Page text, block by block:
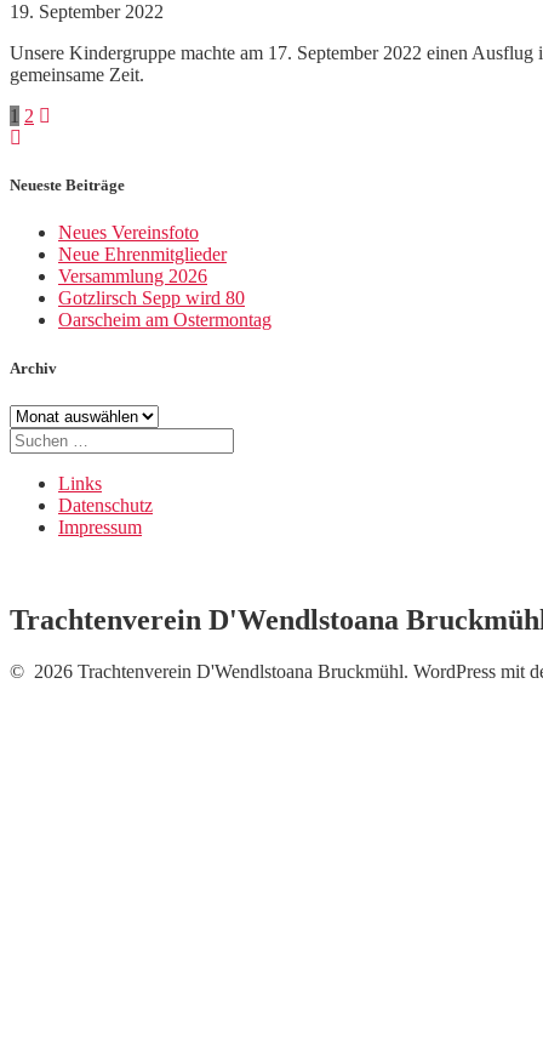
19. September 2022
Unsere Kindergruppe machte am 17. September 2022 einen
gemeinsame Zeit.
Beitragsnavigation
Seite
1 Seite
2
Neueste Beiträge
Neues Vereinsfoto
Neue Ehrenmitglieder
Versammlung 2026
Gotzlirsch Sepp wird 80
Oarscheim am Ostermontag
Archiv
Archiv
Suche
nach:
Links
Datenschutz
Impressum
Trachtenverein D'Wendlstoana
© 2026 Trachtenverein D'Wendlstoana Bruckmühl. WordPress mit